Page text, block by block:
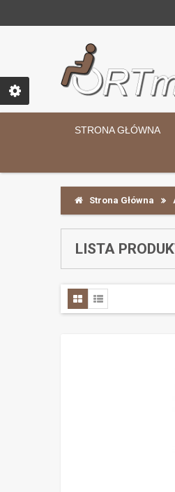
STRONA GŁÓWNA
Strona Główna
LISTA